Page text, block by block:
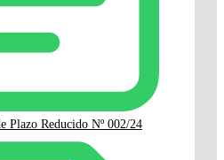
Plazo Reducido Nº 002/24